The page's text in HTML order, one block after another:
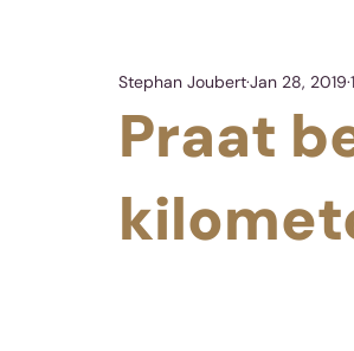
Praat
Stephan JoubertJan 28, 2019